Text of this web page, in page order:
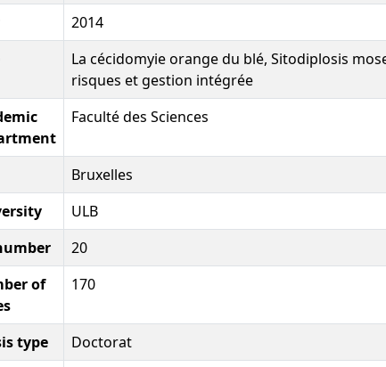
2014
La cécidomyie orange du blé, Sitodiplosis
risques et gestion intégrée
Faculté des Sciences
Bruxelles
ULB
20
of
170
type
Doctorat